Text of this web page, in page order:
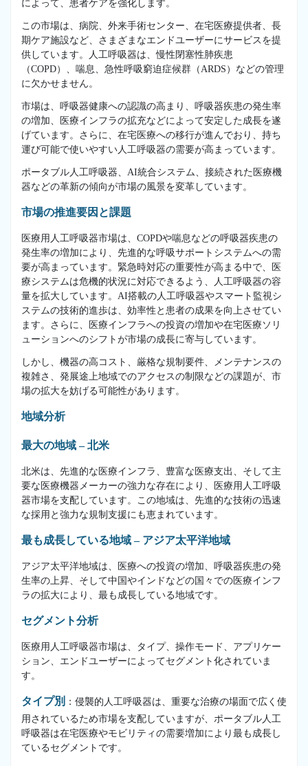
によって、患者ケアを強化します。
この市場は、病院、外来手術センター、在宅医療提供者、長
期ケア施設など、さまざまなエンドユーザーにサービスを提
供しています。人工呼吸器は、慢性閉塞性肺疾患
（COPD）、喘息、急性呼吸窮迫症候群（ARDS）などの管理
に欠かせません。
市場は、呼吸器健康への認識の高まり、呼吸器疾患の発生率
の増加、医療インフラの拡充などによって安定した成長を遂
げています。さらに、在宅医療への移行が進んでおり、持ち
運び可能で使いやすい人工呼吸器の需要が高まっています。
ポータブル人工呼吸器、AI統合システム、接続された医療機
器などの革新の傾向が市場の風景を変革しています。
市場の推進要因と課題
医療用人工呼吸器市場は、COPDや喘息などの呼吸器疾患の
発生率の増加により、先進的な呼吸サポートシステムへの需
要が高まっています。緊急時対応の重要性が高まる中で、医
療システムは危機的状況に対応できるよう、人工呼吸器の容
量を拡大しています。AI搭載の人工呼吸器やスマート監視シ
ステムの技術的進歩は、効率性と患者の成果を向上させてい
ます。さらに、医療インフラへの投資の増加や在宅医療ソリ
ューションへのシフトが市場の成長に寄与しています。
しかし、機器の高コスト、厳格な規制要件、メンテナンスの
複雑さ、発展途上地域でのアクセスの制限などの課題が、市
場の拡大を妨げる可能性があります。
地域分析
最大の地域 – 北米
北米は、先進的な医療インフラ、豊富な医療支出、そして主
要な医療機器メーカーの強力な存在により、医療用人工呼吸
器市場を支配しています。この地域は、先進的な技術の迅速
な採用と強力な規制支援にも恵まれています。
最も成長している地域 – アジア太平洋地域
アジア太平洋地域は、医療への投資の増加、呼吸器疾患の発
生率の上昇、そして中国やインドなどの国々での医療インフ
ラの拡大により、最も成長している地域です。
セグメント分析
医療用人工呼吸器市場は、タイプ、操作モード、アプリケー
ション、エンドユーザーによってセグメント化されていま
す。
タイプ別 ：侵襲的人工呼吸器は、重要な治療の場面で広く使
用されているため市場を支配していますが、ポータブル人工
呼吸器は在宅医療やモビリティの需要増加により最も成長し
ているセグメントです。